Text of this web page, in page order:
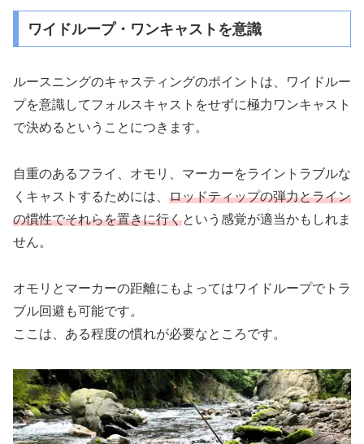
ワイドループ・ワンキャストを意識
ルースニングのキャスティングのポイントは、ワイドルー
プを意識してフォルスキャストをせずに極力ワンキャスト
で決めるということにつきます。
自重のあるフライ、オモリ、マーカーをライントラブルな
くキャストするためには、 ロッドティップの弾力とライン
の慣性でそれらを置きに行くという感覚が適当かもしれま
せん。
オモリとマーカーの距離にもよってはワイドループでトラ
ブル回避も可能です。
ここは、ある程度の慣れが必要なところです。